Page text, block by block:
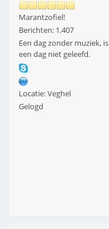
Marantzofiel!
Berichten: 1.407
Een dag zonder muziek, is
een dag niet geleefd.
Locatie: Veghel
Gelogd